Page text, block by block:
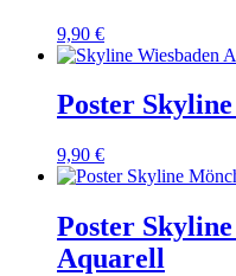
9,90 €
Poster
9,90 €
Poster
Aquarell